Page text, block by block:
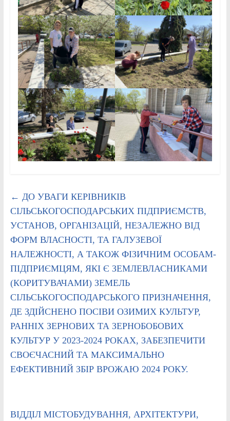
← ДО УВАГИ КЕРІВНИКІВ
СІЛЬСЬКОГОСПОДАРСЬКИХ ПІДПРИЄМСТВ,
УСТАНОВ, ОРГАНІЗАЦІЙ, НЕЗАЛЕЖНО ВІД
ФОРМ ВЛАСНОСТІ, ТА ГАЛУЗЕВОЇ
НАЛЕЖНОСТІ, А ТАКОЖ ФІЗИЧНИМ ОСОБАМ-
ПІДПРИЄМЦЯМ, ЯКІ Є ЗЕМЛЕВЛАСНИКАМИ
(КОРИТУВАЧАМИ) ЗЕМЕЛЬ
СІЛЬСЬКОГОСПОДАРСЬКОГО ПРИЗНАЧЕННЯ,
ДЕ ЗДІЙСНЕНО ПОСІВИ ОЗИМИХ КУЛЬТУР,
РАННІХ ЗЕРНОВИХ ТА ЗЕРНОБОБОВИХ
КУЛЬТУР У 2023-2024 РОКАХ, ЗАБЕЗПЕЧИТИ
СВОЄЧАСНИЙ ТА МАКСИМАЛЬНО
ЕФЕКТИВНИЙ ЗБІР ВРОЖАЮ 2024 РОКУ.
ВІДДІЛ МІСТОБУДУВАННЯ, АРХІТЕКТУРИ,